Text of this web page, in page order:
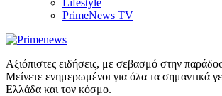
Lifestyle
PrimeNews TV
Αξιόπιστες ειδήσεις, με σεβασμό στην
Μείνετε ενημερωμένοι για όλα τα σημαντικά
Ελλάδα και τον κόσμο.